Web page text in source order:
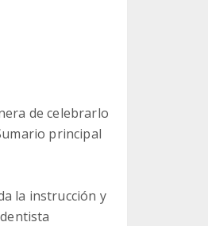
de celebrarlo
principal
la instrucción y